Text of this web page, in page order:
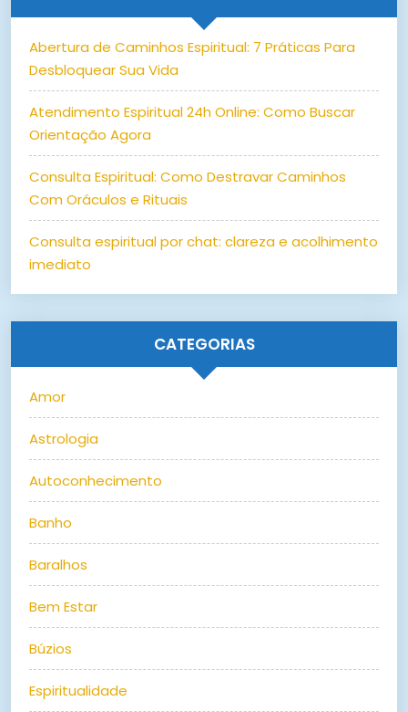
Abertura de Caminhos Espiritual: 7 Práticas Para
Desbloquear Sua Vida
Atendimento Espiritual 24h Online: Como Buscar
Orientação Agora
Consulta Espiritual: Como Destravar Caminhos
Com Oráculos e Rituais
Consulta espiritual por chat: clareza e acolhimento
imediato
CATEGORIAS
Amor
Astrologia
Autoconhecimento
Banho
Baralhos
Bem Estar
Búzios
Espiritualidade